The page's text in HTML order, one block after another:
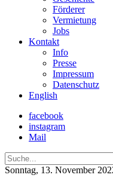
Förderer
Vermietung
Jobs
Kontakt
Info
Presse
Impressum
Datenschutz
English
facebook
instagram
Mail
Suche
Sonntag, 13. November